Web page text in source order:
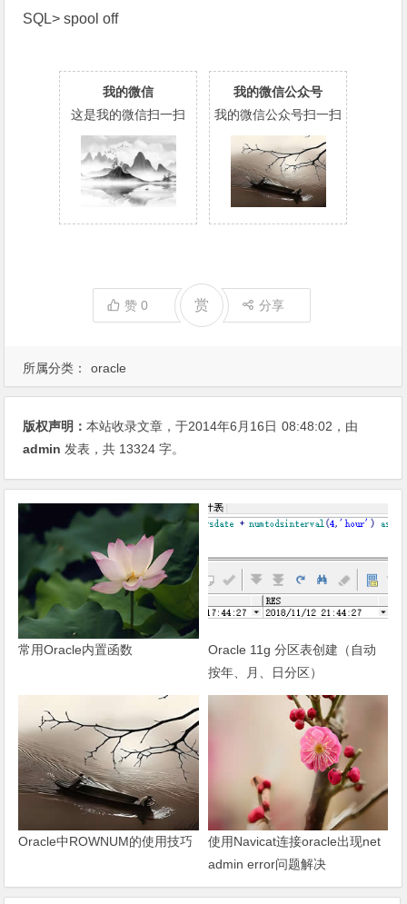
所属分类： oracle
SQL> spool off
我的微信
这是我的微信扫一扫
我的微信公众号
我的微信公众号扫一扫
赞0 赏 分享
版权声明：本站收录文章，于2014年6月16日 08:48:02 ，由
admin 发表，共 13324 字。
常用Oracle内置函数
Oracle 11g 分区表创建（自动
按年、月、日分区）
Oracle中ROWNUM的使用技巧
使用Navicat连接oracle出现net
admin error问题解决